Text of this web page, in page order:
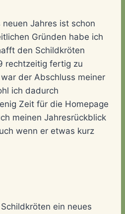
Jahres ist schon
Gründen habe ich
den Schildkröten
rechtzeitig fertig zu
der Abschluss meiner
ich dadurch
Zeit für die Homepage
meinen Jahresrückblick
wenn er etwas kurz
ein neues